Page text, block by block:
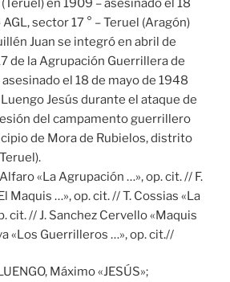
en 1909 – asesinado el 18
sector 17 ° – Teruel (Aragón)
Juan se integró en abril de
de la Agrupación Guerrillera de
asesinado el 18 de mayo de 1948
Jesús durante el ataque de
del campamento guerrillero
de Mora de Rubielos, distrito
«La Agrupación …», op. cit. // F.
Maquis …», op. cit. // T. Cossias «La
cit. // J. Sanchez Cervello «Maquis
«Los Guerrilleros …», op. cit.//
Máximo «JESÚS»;